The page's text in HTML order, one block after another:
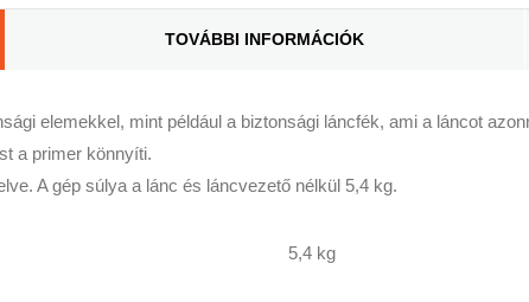
TOVÁBBI INFORMÁCIÓK
elemekkel, mint például a biztonsági láncfék, ami a láncot
a primer könnyíti.
A gép súlya a lánc és láncvezető nélkül 5,4 kg.
5,4 kg